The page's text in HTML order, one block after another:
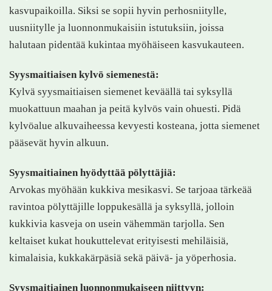
kasvupaikoilla. Siksi se sopii hyvin perhosniitylle,
uusniitylle ja luonnonmukaisiin istutuksiin, joissa
halutaan pidentää kukintaa myöhäiseen kasvukauteen.
Syysmaitiaisen kylvö siemenestä:
Kylvä syysmaitiaisen siemenet keväällä tai syksyllä
muokattuun maahan ja peitä kylvös vain ohuesti. Pidä
kylvöalue alkuvaiheessa kevyesti kosteana, jotta siemenet
pääsevät hyvin alkuun.
Syysmaitiainen hyödyttää pölyttäjiä:
Arvokas myöhään kukkiva mesikasvi. Se tarjoaa tärkeää
ravintoa pölyttäjille loppukesällä ja syksyllä, jolloin
kukkivia kasveja on usein vähemmän tarjolla. Sen
keltaiset kukat houkuttelevat erityisesti mehiläisiä,
kimalaisia, kukkakärpäsiä sekä päivä- ja yöperhosia.
Syysmaitiainen luonnonmukaiseen niittyyn: